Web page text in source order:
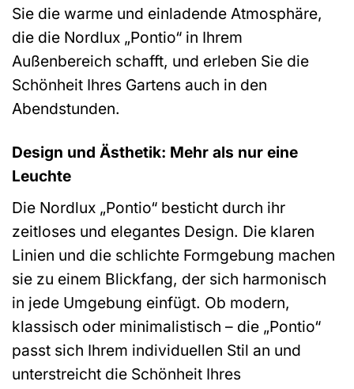
Sie die warme und einladende Atmosphäre,
die die Nordlux „Pontio“ in Ihrem
Außenbereich schafft, und erleben Sie die
Schönheit Ihres Gartens auch in den
Abendstunden.
Design und Ästhetik: Mehr als nur eine
Leuchte
Die Nordlux „Pontio“ besticht durch ihr
zeitloses und elegantes Design. Die klaren
Linien und die schlichte Formgebung machen
sie zu einem Blickfang, der sich harmonisch
in jede Umgebung einfügt. Ob modern,
klassisch oder minimalistisch – die „Pontio“
passt sich Ihrem individuellen Stil an und
unterstreicht die Schönheit Ihres